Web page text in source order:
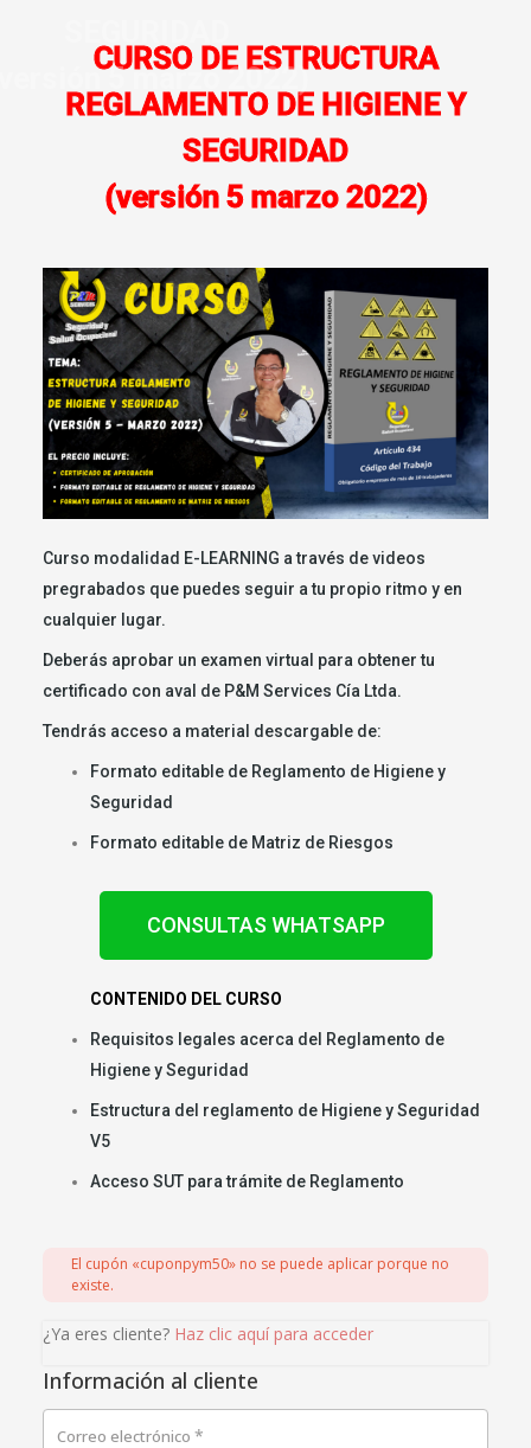
CURSO DE ESTRUCTURA
REGLAMENTO DE HIGIENE Y
SEGURIDAD
(versión 5 marzo 2022)
Curso modalidad E-LEARNING a través de videos
pregrabados que puedes seguir a tu propio ritmo y en
cualquier lugar.
Deberás aprobar un examen virtual para obtener tu
certificado con aval de P&M Services Cía Ltda.
Tendrás acceso a material descargable de:
Formato editable de Reglamento de Higiene y
Seguridad
Formato editable de Matriz de Riesgos
CONSULTAS WHATSAPP
CONTENIDO DEL CURSO
Requisitos legales acerca del Reglamento de
Higiene y Seguridad
Estructura del reglamento de Higiene y Seguridad
V5
Acceso SUT para trámite de Reglamento
El cupón «cuponpym50» no se puede aplicar porque no
existe.
¿Ya eres cliente? Haz clic aquí para acceder
Información al cliente
Correo electrónico *